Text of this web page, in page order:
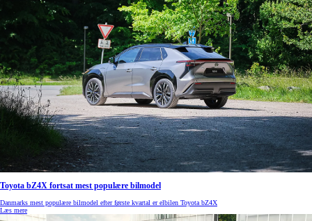
Toyota bZ4X fortsat mest populære bilmodel
Danmarks mest populære bilmodel efter første kvartal er elbilen Toyota bZ4X
Læs mere